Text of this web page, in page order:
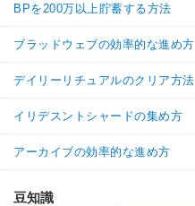
BPを200万以上貯蓄する方法
ブラッドウェブの効率的な進め方
デイリーリチュアルのクリア方法
イリデスントシャードの集め方
アーカイブの効率的な進め方
豆知識